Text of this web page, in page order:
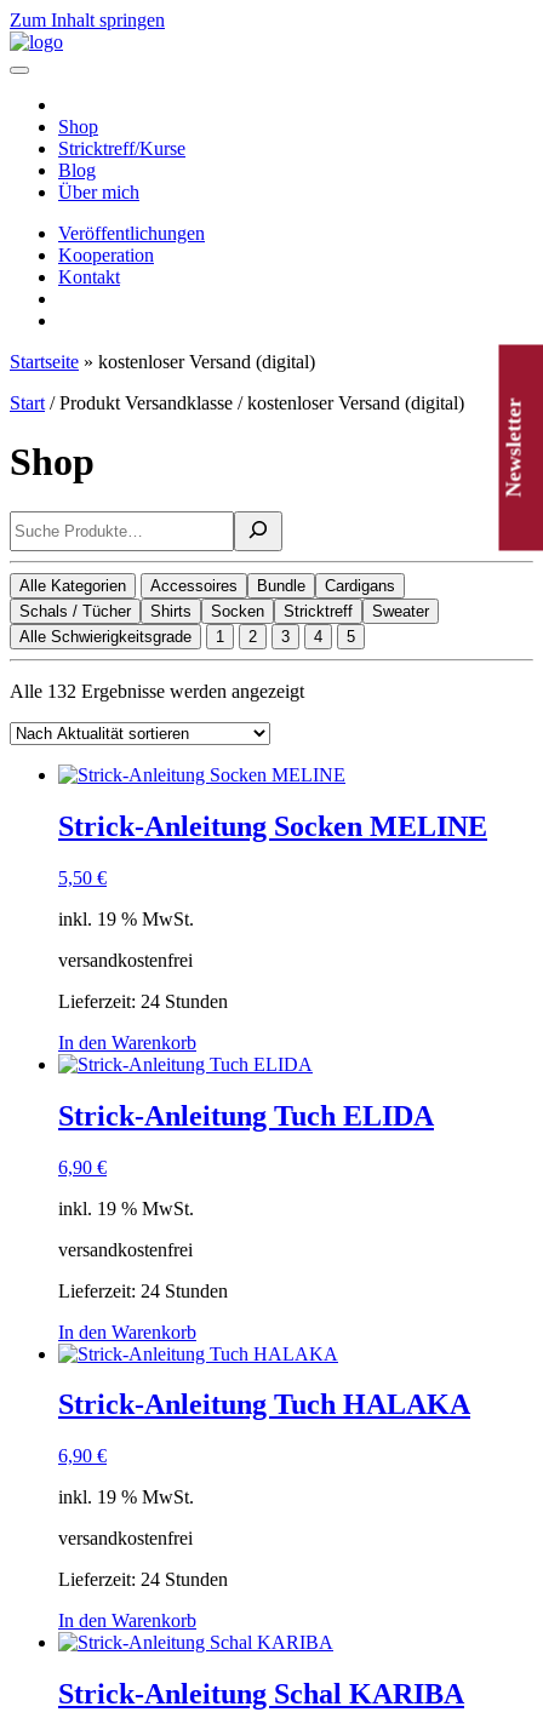
Zum Inhalt springen
Hauptnavigation
Shop
Stricktreff/Kurse
Blog
Über mich
Veröffentlichungen
Kooperation
Kontakt
Startseite » kostenloser Versand (digital)
Start / Produkt Versandklasse / kostenloser Versand (digital)
Shop
Suchen
Alle Kategorien Accessoires Bundle
Cardigans
Schals / Tücher
Shirts Socken Stricktreff
Sweater
Alle Schwierigkeitsgrade
1 2 3 4 5
Alle 132 Ergebnisse werden angezeigtNach
Strick-Anleitung Socken MELINE
5,50 €
inkl. 19 % MwSt.
versandkostenfrei
Lieferzeit: 24 Stunden
In den Warenkorb
Strick-Anleitung Tuch ELIDA
6,90 €
inkl. 19 % MwSt.
versandkostenfrei
Lieferzeit: 24 Stunden
In den Warenkorb
Strick-Anleitung Tuch HALAKA
6,90 €
inkl. 19 % MwSt.
versandkostenfrei
Lieferzeit: 24 Stunden
In den Warenkorb
Strick-Anleitung Schal KARIBA
Newsletter